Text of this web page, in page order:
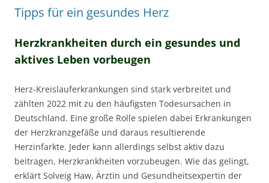
Tipps für ein gesundes Herz
Herzkrankheiten durch ein gesundes und
aktives Leben vorbeugen
Herz-Kreislauferkrankungen sind stark verbreitet und
zählten 2022 mit zu den häufigsten Todesursachen in
Deutschland. Eine große Rolle spielen dabei Erkrankungen
der Herzkranzgefäße und daraus resultierende
Herzinfarkte. Jeder kann allerdings selbst aktiv dazu
beitragen, Herzkrankheiten vorzubeugen. Wie das gelingt,
erklärt Solveig Haw, Ärztin und Gesundheitsexpertin der